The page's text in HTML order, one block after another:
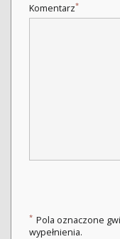
Komentarz*
* Pola oznaczone
wypełnienia.